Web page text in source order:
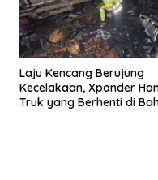
Kurang dari 1×24 Jam,
Lima Puluh Ringkus
Curas